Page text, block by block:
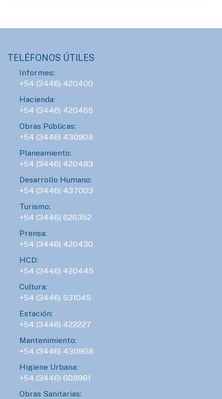
TELÉFONOS ÚTILES
Informes:
+54 (3446) 420400
Hacienda:
+54 (3446) 420465
Obras Públicas:
+54 (3446) 430908
Planeamiento:
+54 (3446) 420483
Desarrollo Humano:
+54 (3446) 437003
Turismo:
+54 (3446) 626352
Prensa:
+54 (3446) 420430
HCD:
+54 (3446) 420445
Cultura:
+54 (3446) 531045
Estación:
+54 (3446) 422227
Mantenimiento:
+54 (3446) 430908
Higiene Urbana:
+54 (3446) 608961
Obras Sanitarias: